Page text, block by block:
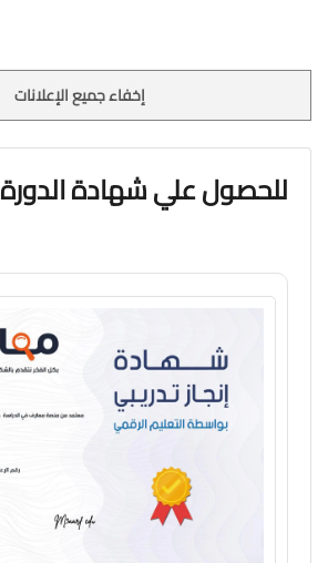
إخفاء جميع الإعلانات
للحصول علي شهادة الدورة